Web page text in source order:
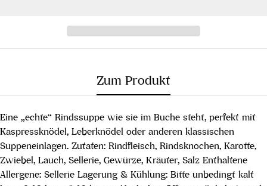
Zum Produkt
Eine „echte“ Rindssuppe wie sie im Buche steht, perfekt mit
Kaspressknödel, Leberknödel oder anderen klassischen
Suppeneinlagen. Zutaten: Rindfleisch, Rindsknochen, Karotte,
Zwiebel, Lauch, Sellerie, Gewürze, Kräuter, Salz Enthaltene
Allergene: Sellerie Lagerung & Kühlung: Bitte unbedingt kalt